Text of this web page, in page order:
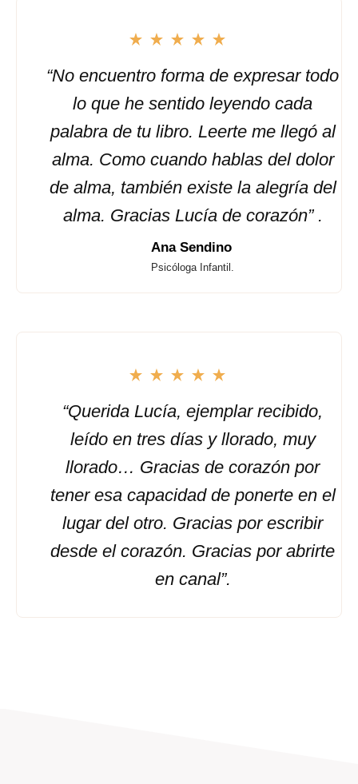
“No encuentro forma de expresar todo
lo que he sentido leyendo cada
palabra de tu libro. Leerte me llegó al
alma. Como cuando hablas del dolor
de alma, también existe la alegría del
alma. Gracias Lucía de corazón” .
Ana Sendino
Psicóloga Infantil.
“Querida Lucía, ejemplar recibido,
leído en tres días y llorado, muy
llorado… Gracias de corazón por
tener esa capacidad de ponerte en el
lugar del otro. Gracias por escribir
desde el corazón. Gracias por abrirte
en canal”.